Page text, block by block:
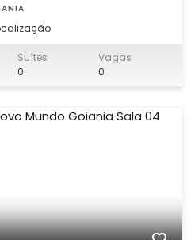
Suítes
0
Vagas
0